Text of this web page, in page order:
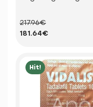
217.96€
181.64€
Hit!